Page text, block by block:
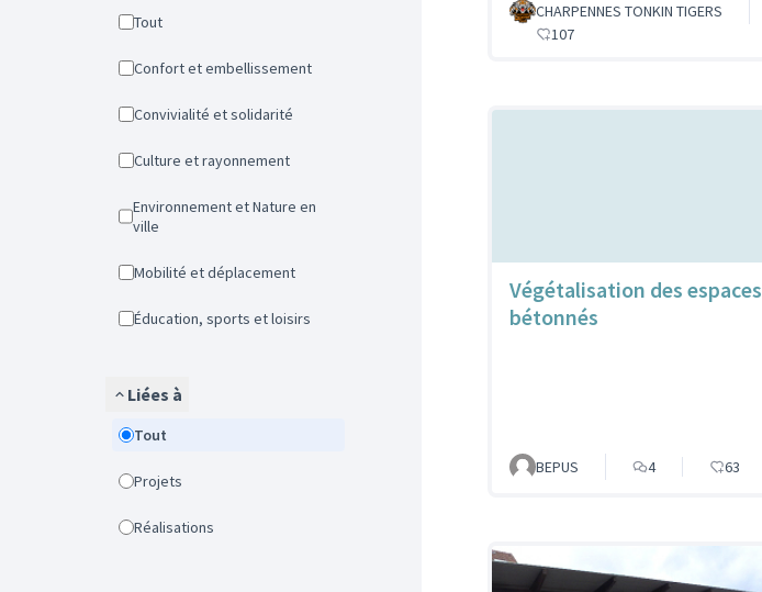
Tout
Confort et embellissement
Convivialité et solidarité
Culture et rayonnement
Environnement et Nature en
ville
Mobilité et déplacement
Éducation, sports et loisirs
Liées à
Tout
Projets
Réalisations
CHARPENNES TONKIN TIGERS
107
Végétalisation des espaces
bétonnés
BEPUS 4 63